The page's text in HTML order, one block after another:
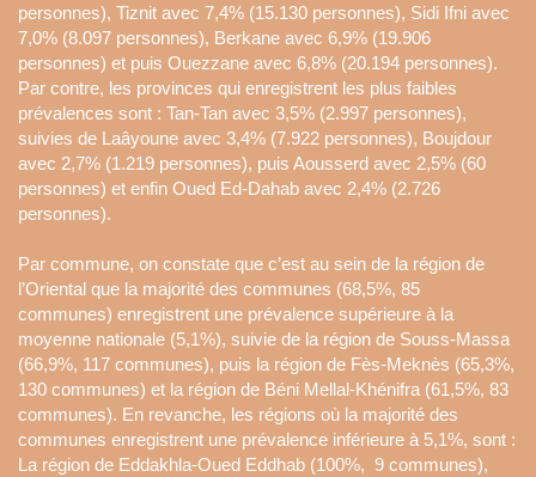
personnes), Tiznit avec 7,4% (15.130 personnes), Sidi Ifni avec
7,0% (8.097 personnes), Berkane avec 6,9% (19.906
personnes) et puis Ouezzane avec 6,8% (20.194 personnes).
Par contre, les provinces qui enregistrent les plus faibles
prévalences sont : Tan-Tan avec 3,5% (2.997 personnes),
suivies de Laâyoune avec 3,4% (7.922 personnes), Boujdour
avec 2,7% (1.219 personnes), puis Aousserd avec 2,5% (60
personnes) et enfin Oued Ed-Dahab avec 2,4% (2.726
personnes).
Par commune, on constate que c’est au sein de la région de
l’Oriental que la majorité des communes (68,5%, 85
communes) enregistrent une prévalence supérieure à la
moyenne nationale (5,1%), suivie de la région de Souss-Massa
(66,9%, 117 communes), puis la région de Fès-Meknès (65,3%,
130 communes) et la région de Béni Mellal-Khénifra (61,5%, 83
communes). En revanche, les régions où la majorité des
communes enregistrent une prévalence inférieure à 5,1%, sont :
La région de Eddakhla-Oued Eddhab (100%, 9 communes),